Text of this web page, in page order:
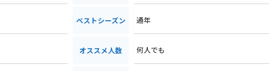
ベストシーズン 通年
オススメ人数 何人でも